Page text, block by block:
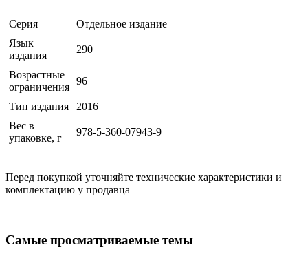
Серия
Отдельное издание
Язык
издания
290
Возрастные
ограничения
96
Тип издания
2016
Вес в
упаковке, г
978-5-360-07943-9
Перед покупкой уточняйте технические характеристики и
комплектацию у продавца
Самые просматриваемые темы